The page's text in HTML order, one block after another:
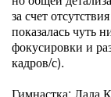
за счет
показалась чуть
фокусировки и
кадров/с).